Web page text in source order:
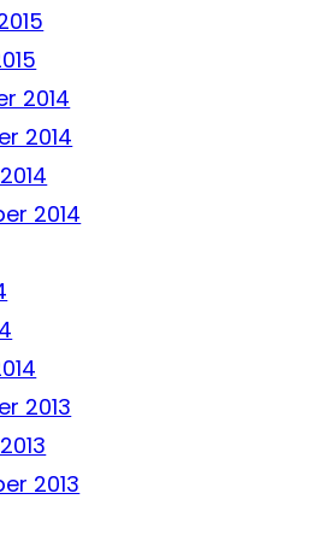
2014
2014
2014
2013
2013